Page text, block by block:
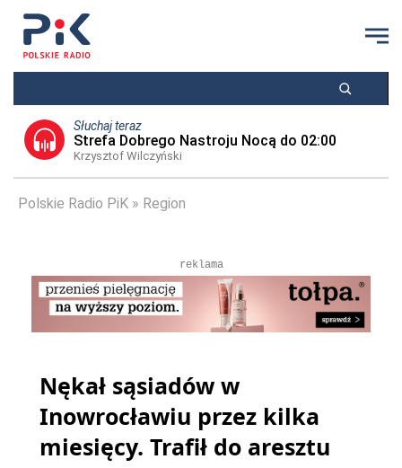
Słuchaj teraz
Strefa Dobrego Nastroju Nocą do 02:00
Krzysztof Wilczyński
Polskie Radio PiK Region
reklama
Nękał sąsiadów w
Inowrocławiu przez kilka
miesięcy. Trafił do aresztu